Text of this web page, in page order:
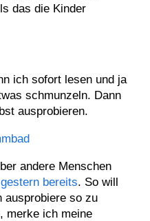
das die Kinder
ich sofort lesen und ja
schmunzeln. Dann
ausprobieren.
andere Menschen
bereits. So will
ausprobiere so zu
merke ich meine